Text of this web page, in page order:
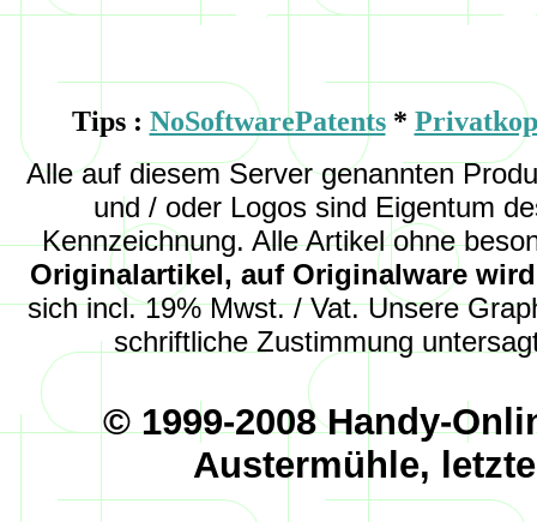
Tips : NoSoftwarePatents*
Alle auf diesem Server genannten
und / oder Logos sind Eigentum
Kennzeichnung. Alle Artikel ohne
Originalartikel, auf Originalware
sich incl. 19% Mwst. / Vat. Unsere
schriftliche Zustimmung
© 1999-2008 Handy-
Austermühle,